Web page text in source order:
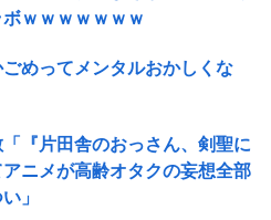
ｗｗｗｗｗｗｗ
めってメンタルおかしくな
「『片田舎のおっさん、剣聖に
ニメが高齢オタクの妄想全部
」